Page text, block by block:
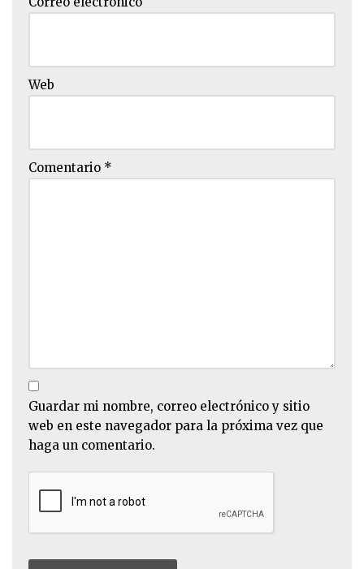
Web
Comentario *
Guardar mi nombre, correo electrónico y sitio
web en este navegador para la próxima vez que
haga un comentario.